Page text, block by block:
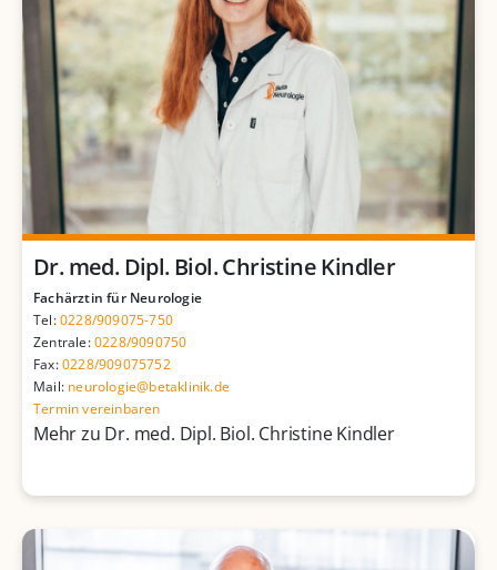
Dr. med. Dipl. Biol. Christine Kindler
Fachärztin für Neurologie
Tel:0228/909075-750
Zentrale:0228/9090750
Fax:0228/909075752
Mail: neurologie@betaklinik.de
Termin vereinbaren
Mehr zu Dr. med. Dipl. Biol. Christine Kindler